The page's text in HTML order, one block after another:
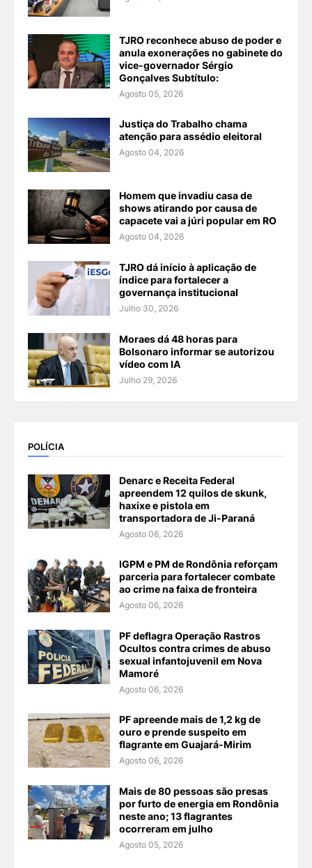
TJRO reconhece abuso de poder e
anula exonerações no gabinete do
vice-governador Sérgio
Gonçalves Subtítulo:
Agosto 05, 2026
Justiça do Trabalho chama
atenção para assédio eleitoral
Agosto 04, 2026
Homem que invadiu casa de
shows atirando por causa de
capacete vai a júri popular em RO
Agosto 04, 2026
TJRO dá início à aplicação de
índice para fortalecer a
governança institucional
Julho 30, 2026
Moraes dá 48 horas para
Bolsonaro informar se autorizou
vídeo com IA
Julho 29, 2026
POLÍCIA
Denarc e Receita Federal
apreendem 12 quilos de skunk,
haxixe e pistola em
transportadora de Ji-Paraná
Agosto 06, 2026
IGPM e PM de Rondônia reforçam
parceria para fortalecer combate
ao crime na faixa de fronteira
Agosto 06, 2026
PF deflagra Operação Rastros
Ocultos contra crimes de abuso
sexual infantojuvenil em Nova
Mamoré
Agosto 06, 2026
PF apreende mais de 1,2 kg de
ouro e prende suspeito em
flagrante em Guajará-Mirim
Agosto 06, 2026
Mais de 80 pessoas são presas
por furto de energia em Rondônia
neste ano; 13 flagrantes
ocorreram em julho
Agosto 05, 2026